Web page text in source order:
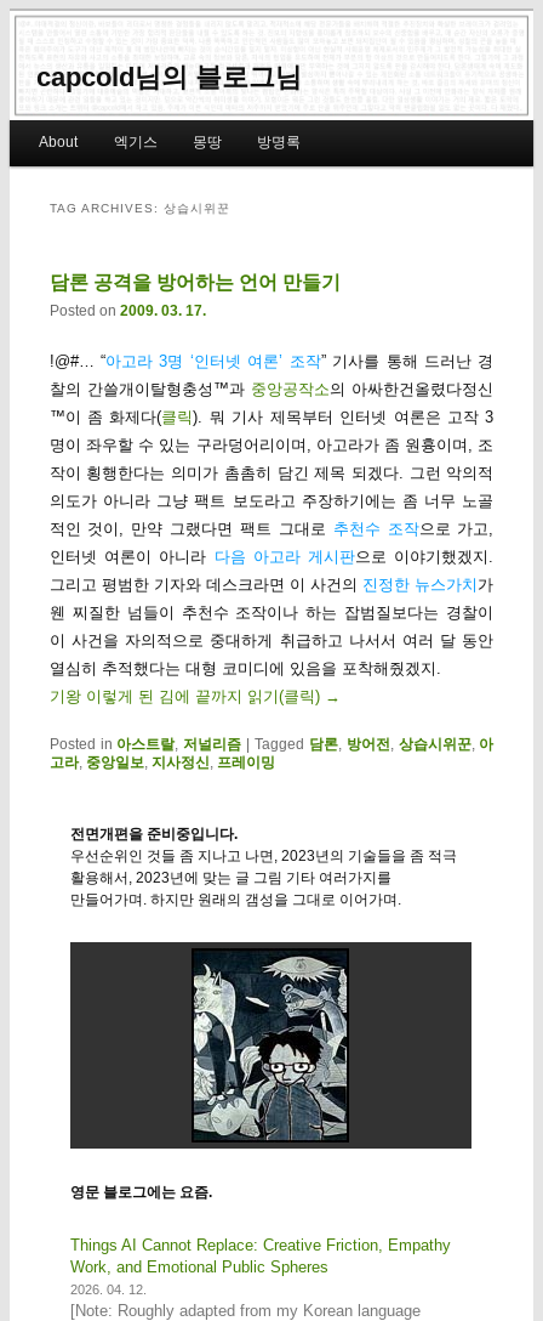
capcold님의 블로그님
Skip to primary content
Skip to secondary content
About 엑기스 몽땅 방명록
TAG ARCHIVES: 상습시위꾼
담론 공격을 방어하는 언어 만들기
Posted on 2009. 03. 17.
!@#… “아고라 3명 ‘인터넷 여론’ 조작” 기사를 통해 드러난 경
찰의 간쓸개이탈형충성™과 중앙공작소의 아싸한건올렸다정신
™이 좀 화제다(클릭). 뭐 기사 제목부터 인터넷 여론은 고작 3
명이 좌우할 수 있는 구라덩어리이며, 아고라가 좀 원흉이며, 조
작이 횡행한다는 의미가 촘촘히 담긴 제목 되겠다. 그런 악의적
의도가 아니라 그냥 팩트 보도라고 주장하기에는 좀 너무 노골
적인 것이, 만약 그랬다면 팩트 그대로 추천수 조작으로 가고,
인터넷 여론이 아니라 다음 아고라 게시판으로 이야기했겠지.
그리고 평범한 기자와 데스크라면 이 사건의 진정한 뉴스가치 가
웬 찌질한 넘들이 추천수 조작이나 하는 잡범질보다는 경찰이
이 사건을 자의적으로 중대하게 취급하고 나서서 여러 달 동안
열심히 추적했다는 대형 코미디에 있음을 포착해줬겠지.
기왕 이렇게 된 김에 끝까지 읽기(클릭) →
Posted in 아스트랄,저널리즘 | Tagged 담론, 방어전 상습시위꾼, 아
고라, 중앙일보 지사정신 프레이밍
전면개편을 준비중입니다.
우선순위인 것들 좀 지나고 나면, 2023년의 기술들을 좀 적극
활용해서, 2023년에 맞는 글 그림 기타 여러가지를
만들어가며. 하지만 원래의 갬성을 그대로 이어가며.
영문 블로그에는 요즘.
Things AI Cannot Replace: Creative Friction, Empathy
Work, and Emotional Public Spheres
2026. 04. 12.
[Note: Roughly adapted from my Korean language